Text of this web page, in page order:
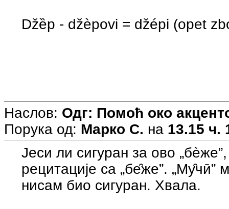
Džȅp - džèpovi = džépi (opet
Наслов: Одг: Помоћ око
Порука од: Марко С. на 13.15 ч.
Јеси ли сигуран за ово
рецитације са „бе̑же”. „Му̑чӣ”
нисам био сигуран. Хвала.